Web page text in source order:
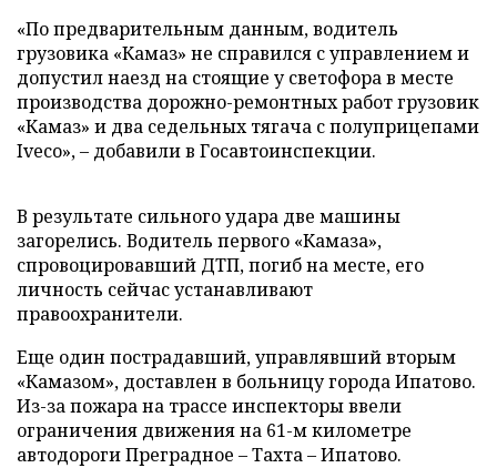
«По предварительным данным, водитель
грузовика «Камаз» не справился с управлением и
допустил наезд на стоящие у светофора в месте
производства дорожно-ремонтных работ грузовик
«Камаз» и два седельных тягача с полуприцепами
Iveco», – добавили в Госавтоинспекции.
В результате сильного удара две машины
загорелись. Водитель первого «Камаза»,
спровоцировавший ДТП, погиб на месте, его
личность сейчас устанавливают
правоохранители.
Еще один пострадавший, управлявший вторым
«Камазом», доставлен в больницу города Ипатово.
Из-за пожара на трассе инспекторы ввели
ограничения движения на 61-м километре
автодороги Преградное – Тахта – Ипатово.